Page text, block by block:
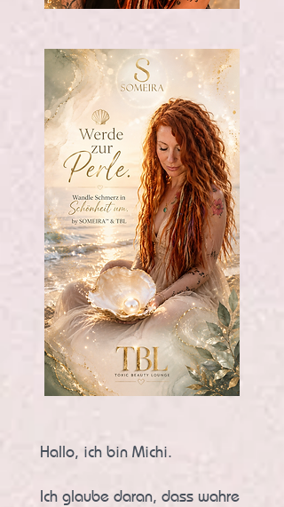
Hallo, ich bin Michi.
Ich glaube daran, dass wahre